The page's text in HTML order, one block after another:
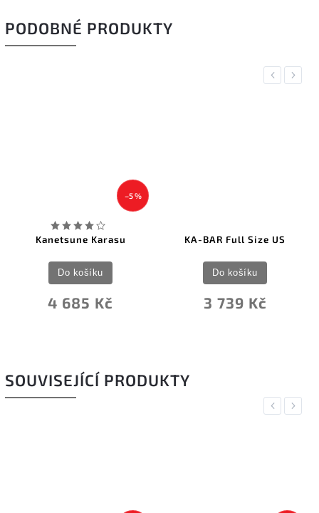
PODOBNÉ PRODUKTY
Previous
–5 %
Kanetsune Karasu
4 685 Kč
Do košíku
KA-BAR Full Size US
3 739 Kč
Do košíku
Next
SOUVISEJÍCÍ PRODUKTY
Previous
Next